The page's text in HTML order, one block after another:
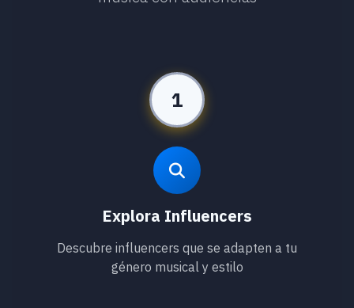
1
Explora Influencers
Descubre influencers que se adapten a tu
género musical y estilo